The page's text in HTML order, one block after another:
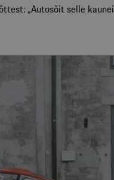
„Autosõit selle